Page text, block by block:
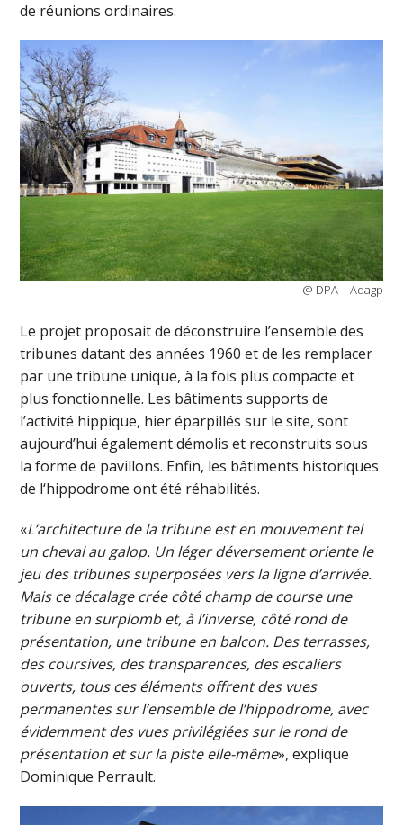
de réunions ordinaires.
@ DPA – Adagp
Le projet proposait de déconstruire l’ensemble des
tribunes datant des années 1960 et de les remplacer
par une tribune unique, à la fois plus compacte et
plus fonctionnelle. Les bâtiments supports de
l’activité hippique, hier éparpillés sur le site, sont
aujourd’hui également démolis et reconstruits sous
la forme de pavillons. Enfin, les bâtiments historiques
de l‘hippodrome ont été réhabilités.
«L’architecture de la tribune est en mouvement tel
un cheval au galop. Un léger déversement oriente le
jeu des tribunes superposées vers la ligne d’arrivée.
Mais ce décalage crée côté champ de course une
tribune en surplomb et, à l’inverse, côté rond de
présentation, une tribune en balcon. Des terrasses,
des coursives, des transparences, des escaliers
ouverts, tous ces éléments offrent des vues
permanentes sur l’ensemble de l’hippodrome, avec
évidemment des vues privilégiées sur le rond de
présentation et sur la piste elle-même», explique
Dominique Perrault.